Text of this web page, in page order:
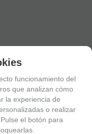
BOX
de
EUR
no incluido
funcionamiento del
que analizan cómo
la experiencia de
o realizar
el botón para